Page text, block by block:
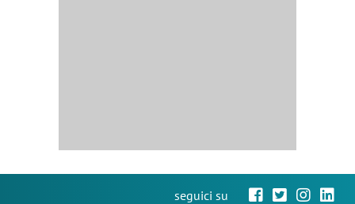
seguici su